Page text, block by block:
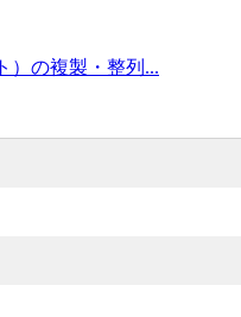
）の複製・整列...